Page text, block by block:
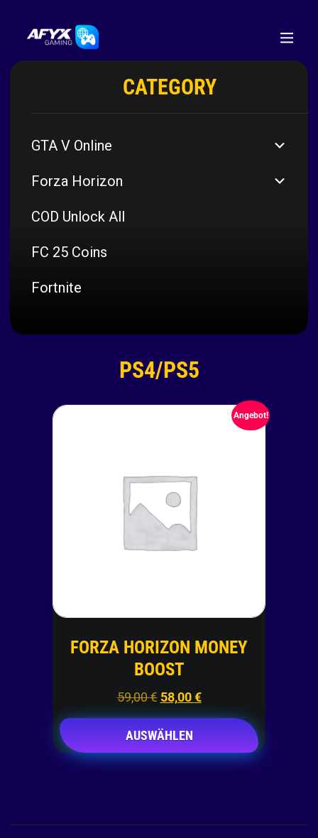
CATEGORY
GTA V Online
Forza Horizon
COD Unlock All
FC 25 Coins
Fortnite
PS4/PS5
Angebot!
FORZA HORIZON MONEY
BOOST
59,00€ 58,00€
AUSWÄHLEN